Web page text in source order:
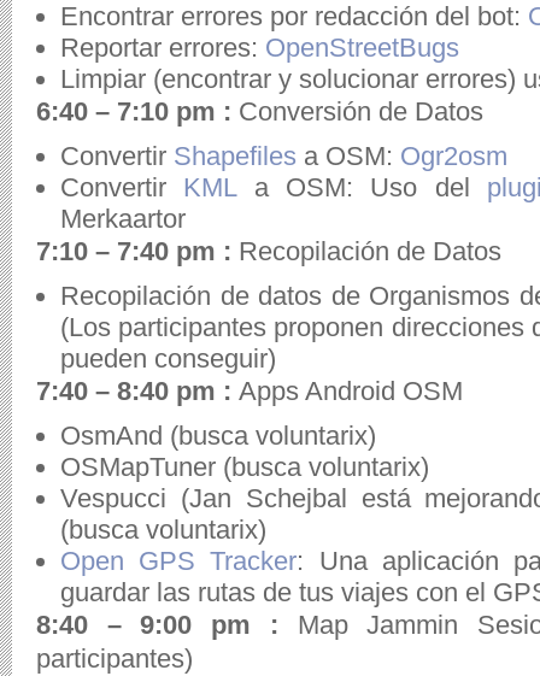
Encontrar errores por redacción del bot:
Reportar errores: OpenStreetBugs
Limpiar (encontrar y solucionar errores)
6:40 – 7:10 pm : Conversión de Datos
Convertir Shapefiles a OSM: Ogr2osm
Convertir KMLa OSM: Uso del
Merkaartor
7:10 – 7:40 pm : Recopilación de Datos
Recopilación de datos de Organismos
(Los participantes proponen direcciones
pueden conseguir)
7:40 – 8:40 pm : Apps Android OSM
OsmAnd (busca voluntarix)
OSMapTuner (busca voluntarix)
Vespucci (Jan Schejbal está
(busca voluntarix)
Open GPS Tracker: Una aplicación
guardar las rutas de tus viajes con el
8:40 – 9:00 pm : Map Jammin
participantes)